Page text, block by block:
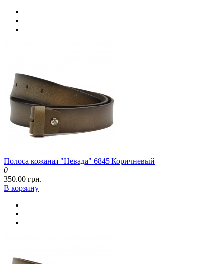
Полоса кожаная "Невада" 6845 Коричневый
0
350.00 грн.
В корзину